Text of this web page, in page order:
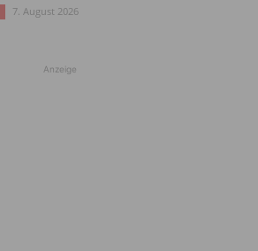
7. August 2026
Anzeige